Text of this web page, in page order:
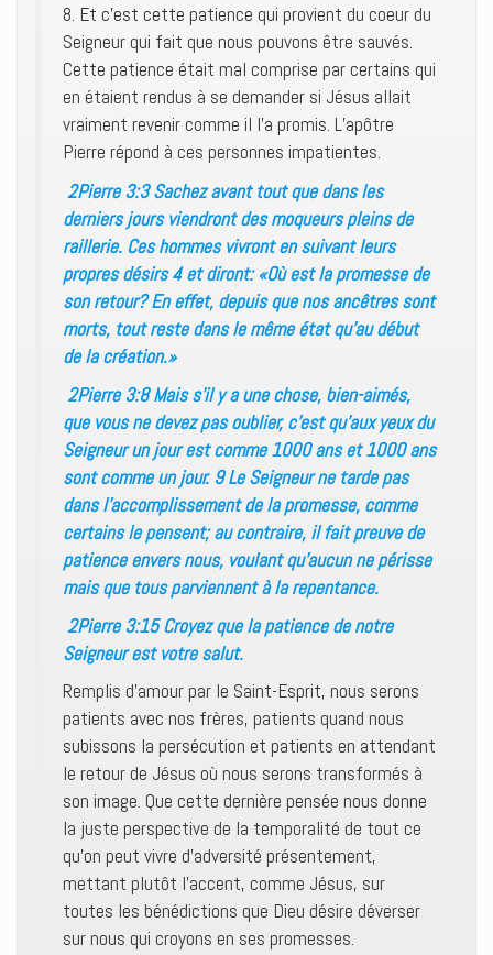
8. Et c’est cette patience qui provient du coeur du
Seigneur qui fait que nous pouvons être sauvés.
Cette patience était mal comprise par certains qui
en étaient rendus à se demander si Jésus allait
vraiment revenir comme il l’a promis. L’apôtre
Pierre répond à ces personnes impatientes.
2Pierre 3:3 Sachez avant tout que dans les
derniers jours viendront des moqueurs pleins de
raillerie. Ces hommes vivront en suivant leurs
propres désirs 4 et diront: «Où est la promesse de
son retour? En effet, depuis que nos ancêtres sont
morts, tout reste dans le même état qu’au début
de la création.»
2Pierre 3:8 Mais s’il y a une chose, bien-aimés,
que vous ne devez pas oublier, c’est qu’aux yeux du
Seigneur un jour est comme 1000 ans et 1000 ans
sont comme un jour. 9 Le Seigneur ne tarde pas
dans l’accomplissement de la promesse, comme
certains le pensent; au contraire, il fait preuve de
patience envers nous, voulant qu’aucun ne périsse
mais que tous parviennent à la repentance.
2Pierre 3:15 Croyez que la patience de notre
Seigneur est votre salut.
Remplis d’amour par le Saint-Esprit, nous serons
patients avec nos frères, patients quand nous
subissons la persécution et patients en attendant
le retour de Jésus où nous serons transformés à
son image. Que cette dernière pensée nous donne
la juste perspective de la temporalité de tout ce
qu’on peut vivre d’adversité présentement,
mettant plutôt l’accent, comme Jésus, sur
toutes les bénédictions que Dieu désire déverser
sur nous qui croyons en ses promesses.